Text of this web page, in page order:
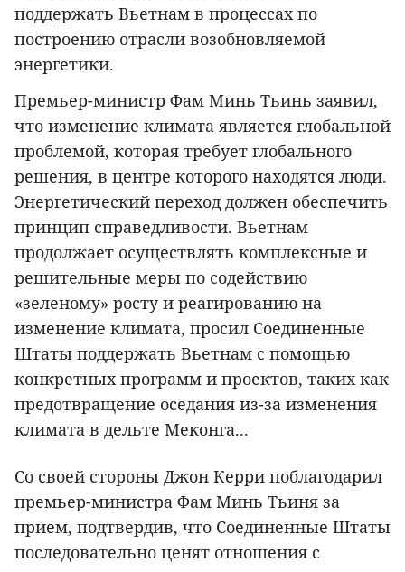
поддержать Вьетнам в процессах по
построению отрасли возобновляемой
энергетики.
Премьер-министр Фам Минь Тьинь заявил,
что изменение климата является глобальной
проблемой, которая требует глобального
решения, в центре которого находятся люди.
Энергетический переход должен обеспечить
принцип справедливости. Вьетнам
продолжает осуществлять комплексные и
решительные меры по содействию
«зеленому» росту и реагированию на
изменение климата, просил Соединенные
Штаты поддержать Вьетнам с помощью
конкретных программ и проектов, таких как
предотвращение оседания из-за изменения
климата в дельте Меконга...
Со своей стороны Джон Керри поблагодарил
премьер-министра Фам Минь Тьиня за
прием, подтвердив, что Соединенные Штаты
последовательно ценят отношения с